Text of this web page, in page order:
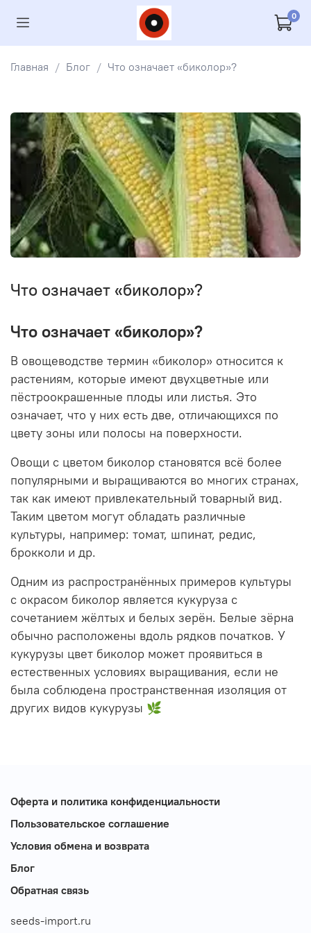
0
Главная Блог Что означает «биколор»?
Что означает «биколор»?
Что означает «биколор»?
В овощеводстве термин «биколор» относится к
растениям, которые имеют двухцветные или
пёстроокрашенные плоды или листья. Это
означает, что у них есть две, отличающихся по
цвету зоны или полосы на поверхности.
Овощи с цветом биколор становятся всё более
популярными и выращиваются во многих странах,
так как имеют привлекательный товарный вид.
Таким цветом могут обладать различные
культуры, например: томат, шпинат, редис,
брокколи и др.
Одним из распространённых примеров культуры
с окрасом биколор является кукуруза с
сочетанием жёлтых и белых зерён. Белые зёрна
обычно расположены вдоль рядков початков. У
кукурузы цвет биколор может проявиться в
естественных условиях выращивания, если не
была соблюдена пространственная изоляция от
других видов кукурузы 🌿
Оферта и политика конфиденциальности
Пользовательское соглашение
Условия обмена и возврата
Блог
Обратная связь
seeds-import.ru